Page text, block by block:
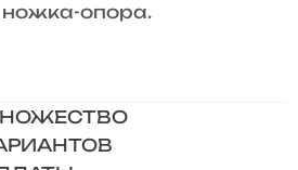
ножка-опора.